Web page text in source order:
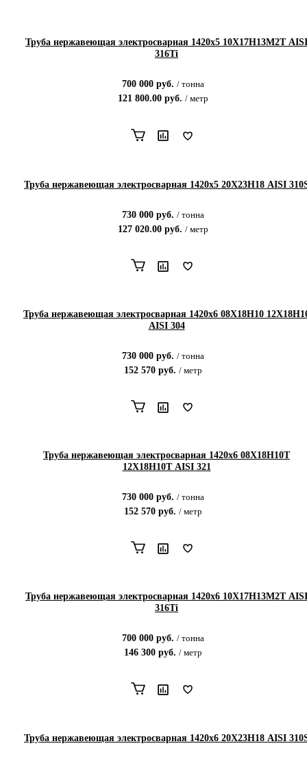
Труба нержавеющая электросварная 1420х5 10Х17Н13М2Т AISI
316Ti
700 000 руб. / тонна
121 800.00 руб. / метр
Труба нержавеющая электросварная 1420х5 20Х23Н18 AISI
730 000 руб. / тонна
127 020.00 руб. / метр
Труба нержавеющая электросварная 1420х6 08Х18Н10
AISI 304
730 000 руб. / тонна
152 570 руб. / метр
Труба нержавеющая электросварная 1420х6 08Х18Н10Т
12Х18Н10Т AISI 321
730 000 руб. / тонна
152 570 руб. / метр
Труба нержавеющая электросварная 1420х6 10Х17Н13М2Т AISI
316Ti
700 000 руб. / тонна
146 300 руб. / метр
Труба нержавеющая электросварная 1420х6 20Х23Н18 AISI